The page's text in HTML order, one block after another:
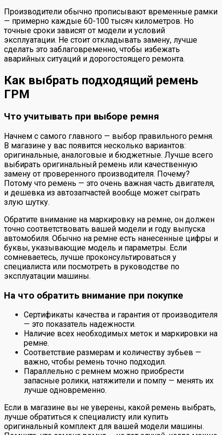
Производители обычно прописывают временные рамки
— примерно каждые 60-100 тысяч километров. Но
точные сроки зависят от модели и условий
эксплуатации. Не стоит откладывать замену, лучше
сделать это заблаговременно, чтобы избежать
аварийных ситуаций и дорогостоящего ремонта.
Как выбрать подходящий ремень
ГРМ
Что учитывать при выборе ремня
Начнем с самого главного — выбор правильного ремня.
В магазине у вас появится несколько вариантов:
оригинальные, аналоговые и бюджетные. Лучше всего
выбирать оригинальный ремень или качественную
замену от проверенного производителя. Почему?
Потому что ремень — это очень важная часть двигателя,
и дешевка из автозапчастей вообще может сыграть
злую шутку.
Обратите внимание на маркировку на ремне, он должен
точно соответствовать вашей модели и году выпуска
автомобиля. Обычно на ремне есть нанесенные цифры и
буквы, указывающие модель и параметры. Если
сомневаетесь, лучше проконсультироваться у
специалиста или посмотреть в руководстве по
эксплуатации машины.
На что обратить внимание при покупке
Сертификаты качества и гарантия от производителя
— это показатель надежности.
Наличие всех необходимых меток и маркировки на
ремне.
Соответствие размерам и количеству зубьев —
важно, чтобы ремень точно подходил.
Параллельно с ремнем можно приобрести
запасные ролики, натяжители и помпу — менять их
лучше одновременно.
Если в магазине вы не уверены, какой ремень выбрать,
лучше обратиться к специалисту или купить
оригинальный комплект для вашей модели машины.